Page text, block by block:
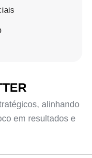
alinhando
em resultados e